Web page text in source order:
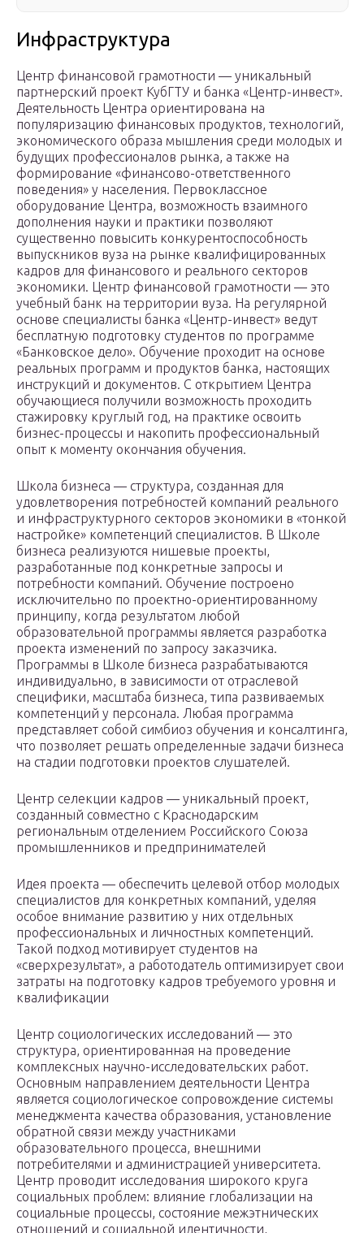
Инфраструктура
Центр финансовой грамотности — уникальный
партнерский проект КубГТУ и банка «Центр-инвест».
Деятельность Центра ориентирована на
популяризацию финансовых продуктов, технологий,
экономического образа мышления среди молодых и
будущих профессионалов рынка, а также на
формирование «финансово-ответственного
поведения» у населения. Первоклассное
оборудование Центра, возможность взаимного
дополнения науки и практики позволяют
существенно повысить конкурентоспособность
выпускников вуза на рынке квалифицированных
кадров для финансового и реального секторов
экономики. Центр финансовой грамотности — это
учебный банк на территории вуза. На регулярной
основе специалисты банка «Центр-инвест» ведут
бесплатную подготовку студентов по программе
«Банковское дело». Обучение проходит на основе
реальных программ и продуктов банка, настоящих
инструкций и документов. С открытием Центра
обучающиеся получили возможность проходить
стажировку круглый год, на практике освоить
бизнес-процессы и накопить профессиональный
опыт к моменту окончания обучения.
Школа бизнеса — структура, созданная для
удовлетворения потребностей компаний реального
и инфраструктурного секторов экономики в «тонкой
настройке» компетенций специалистов. В Школе
бизнеса реализуются нишевые проекты,
разработанные под конкретные запросы и
потребности компаний. Обучение построено
исключительно по проектно-ориентированному
принципу, когда результатом любой
образовательной программы является разработка
проекта изменений по запросу заказчика.
Программы в Школе бизнеса разрабатываются
индивидуально, в зависимости от отраслевой
специфики, масштаба бизнеса, типа развиваемых
компетенций у персонала. Любая программа
представляет собой симбиоз обучения и консалтинга,
что позволяет решать определенные задачи бизнеса
на стадии подготовки проектов слушателей.
Центр селекции кадров — уникальный проект,
созданный совместно с Краснодарским
региональным отделением Российского Союза
промышленников и предпринимателей
Идея проекта — обеспечить целевой отбор молодых
специалистов для конкретных компаний, уделяя
особое внимание развитию у них отдельных
профессиональных и личностных компетенций.
Такой подход мотивирует студентов на
«сверхрезультат», а работодатель оптимизирует свои
затраты на подготовку кадров требуемого уровня и
квалификации
Центр социологических исследований — это
структура, ориентированная на проведение
комплексных научно-исследовательских работ.
Основным направлением деятельности Центра
является социологическое сопровождение системы
менеджмента качества образования, установление
обратной связи между участниками
образовательного процесса, внешними
потребителями и администрацией университета.
Центр проводит исследования широкого круга
социальных проблем: влияние глобализации на
социальные процессы, состояние межэтнических
отношений и социальной идентичности,